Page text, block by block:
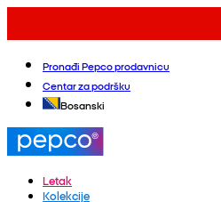
Pronađi Pepco prodavnicu
Centar za podršku
Bosanski
Letak
Kolekcije